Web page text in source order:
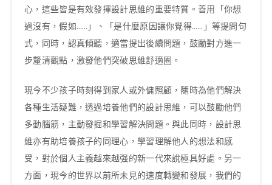
心，這些皆是有效發揮設計思維的重要特質。善用「你想
過沒有，假如……」、「是什麼原因讓你覺得……」等提問句
式，同時，認真傾聽，適當提出後續問題，鼓勵對方進一
步釐清觀點，激發他們突破思維舒適圈。
現今不少孩子時刻得到家人或外傭照顧，隨時為他們解決
各種生活疑難，透過培養他們的設計思維，可以鼓勵他們
多動腦筋，主動發掘和學習解決問題。與此同時，設計思
維亦有助培養孩子的同理心，學習理解他人的想法和感
受，對於個人主義越來越强的新一代來說極具好處。另一
方面，現今的世界以前所未見的速度轉變和發展，我們的